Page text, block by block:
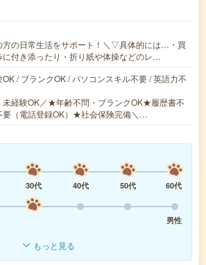
方の日常生活をサポート！＼▽具体的には…・買
に付き添ったり・折り紙や体操などのレ…
/ ブランクOK / パソコンスキル不要 / 英語力不
未経験OK／★年齢不問・ブランクOK★履歴書不
要（電話登録OK）★社会保険完備＼…
30代 40代 50代
60代
男性
もっと見る